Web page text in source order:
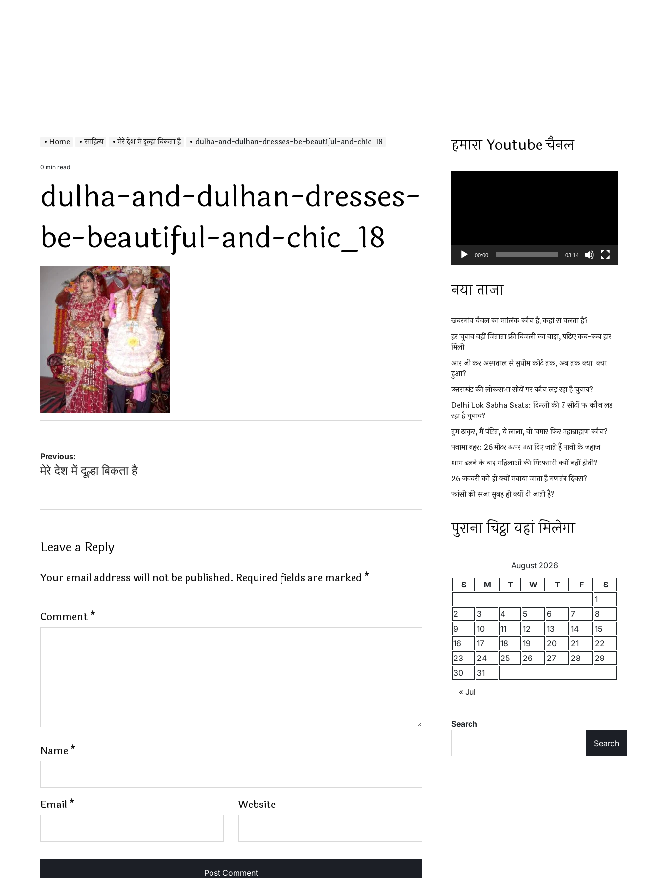
Home साहित्य मेरे देश में दूल्हा बिकता है dulha-and-dulhan-dresses-be-beautiful-and-chic_18
Estimated
time
0 min read
dulha-and-dulhan-dresses-
be-beautiful-and-chic_18
Post
navigation
Previous:
मेरे देश में दूल्हा बिकता है
Leave a Reply
Your email address will not be published. Required fields are marked *
Comment*
Name *
Email * Website
हमारा Youtube चैनल
00:00 03:14
नया ताजा
खबरगांव चैनल का मालिक कौन है, कहां से चलता है?
हर चुनाव नहीं जिताता फ्री बिजली का वादा, पढ़िए कब-कब हार
मिली
आर जी कर अस्पताल से सुप्रीम कोर्ट तक, अब तक क्या-क्या
हुआ?
उत्तराखंड की लोकसभा सीटों पर कौन लड़ रहा है चुनाव?
Delhi Lok Sabha Seats: दिल्ली की 7 सीटों पर कौन लड़
रहा है चुनाव?
तुम ठाकुर, मैं पंडित, ये लाला, वो चमार फिर महाब्राह्मण कौन?
पनामा नहर: 26 मीटर ऊपर उठा दिए जाते हैं पानी के जहाज
शाम ढलने के बाद महिलाओं की गिरफ्तारी क्यों नहीं होती?
26 जनवरी को ही क्यों मनाया जाता है गणतंत्र दिवस?
फांसी की सजा सुबह ही क्यों दी जाती है?
पुराना चिट्ठा यहां मिलेगा
August 2026
S
M T W T F
S
1
2
3 4 5 6 7
8
9
10 11 12 13 14
15
16
17 18 19 20 21
22
23
24 25 26 27 28
29
30
31
« Jul
Search
Search